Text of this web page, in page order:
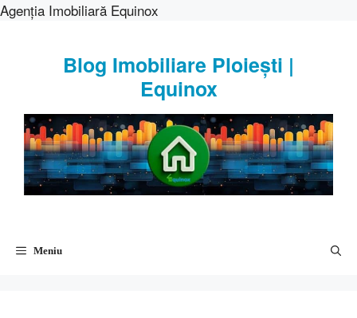
Agenția Imobiliară Equinox
Blog Imobiliare Ploiești |
Equinox
Meniu